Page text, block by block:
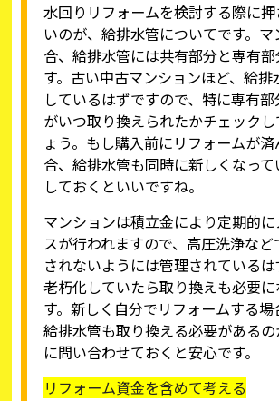
水回りリフォームを検討する際に
いのが、給排水管についてです。
合、給排水管には共有部分と専有
す。古い中古マンションほど、給排
しているはずですので、特に専有
がいつ取り換えられたかチェック
ょう。もし購入前にリフォームが
合、給排水管も同時に新しくなっ
しておくといいですね。
マンションは積立金により定期的
スが行われますので、高圧洗浄な
されないようには管理されているは
老朽化していたら取り換えも必要に
す。新しく自分でリフォームする
給排水管も取り換える必要がある
に問い合わせておくと安心です。
リフォーム資金を含めて考える